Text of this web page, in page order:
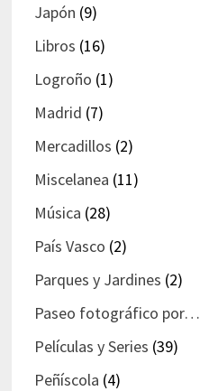
Japón (9)
Libros (16)
Logroño (1)
Madrid (7)
Mercadillos (2)
Miscelanea (11)
Música (28)
País Vasco (2)
Parques y Jardines (2)
Paseo fotográfico por…
Películas y Series (39)
Peñíscola (4)